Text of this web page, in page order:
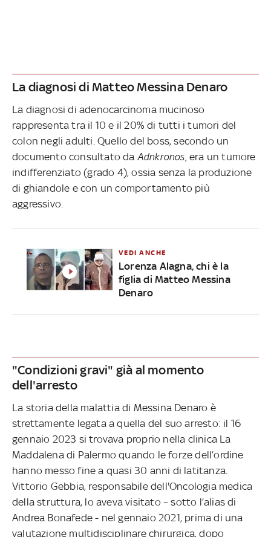
La diagnosi di Matteo Messina Denaro
La diagnosi di adenocarcinoma mucinoso
rappresenta tra il 10 e il 20% di tutti i tumori del
colon negli adulti. Quello del boss, secondo un
documento consultato da Adnkronos,era un tumore
indifferenziato (grado 4), ossia senza la produzione
di ghiandole e con un comportamento più
aggressivo.
VEDI ANCHE
Lorenza Alagna, chi è la
figlia di Matteo Messina
Denaro
"Condizioni gravi" già al momento
dell'arresto
La storia della malattia di Messina Denaro è
strettamente legata a quella del suo arresto: il 16
gennaio 2023 si trovava proprio nella clinica La
Maddalena di Palermo quando le forze dell’ordine
hanno messo fine a quasi 30 anni di latitanza.
Vittorio Gebbia, responsabile dell'Oncologia medica
della struttura, lo aveva visitato – sotto l’alias di
Andrea Bonafede - nel gennaio 2021, prima di una
valutazione multidisciplinare chirurgica, dopo